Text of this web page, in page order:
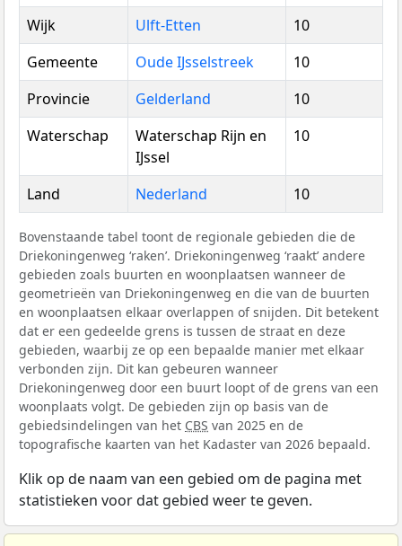
Wijk Ulft-Etten
10
Gemeente
Oude IJsselstreek
10
Provincie
Gelderland
10
Waterschap
Waterschap Rijn en
IJssel
10
Land Nederland 10
Bovenstaande tabel toont de regionale gebieden die de
Driekoningenweg ‘raken’. Driekoningenweg ‘raakt’ andere
gebieden zoals buurten en woonplaatsen wanneer de
geometrieën van Driekoningenweg en die van de buurten
en woonplaatsen elkaar overlappen of snijden. Dit betekent
dat er een gedeelde grens is tussen de straat en deze
gebieden, waarbij ze op een bepaalde manier met elkaar
verbonden zijn. Dit kan gebeuren wanneer
Driekoningenweg door een buurt loopt of de grens van een
woonplaats volgt. De gebieden zijn op basis van de
gebiedsindelingen van het CBS van 2025 en de
topografische kaarten van het Kadaster van 2026 bepaald.
Klik op de naam van een gebied om de pagina met
statistieken voor dat gebied weer te geven.